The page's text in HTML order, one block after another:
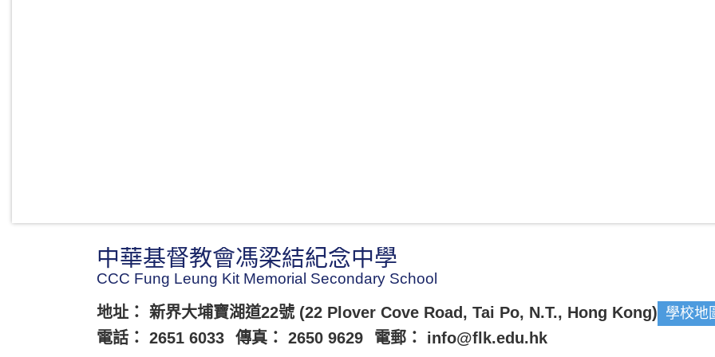
中華基督教會馮梁結紀念中學
CCC Fung Leung Kit Memorial Secondary School
地址： 新界大埔寶湖道22號 (22 Plover Cove Road, Tai Po, N.T., Hong Kong) 學校地
電話： 2651 6033 傳真： 2650 9629 電郵： info@flk.edu.hk